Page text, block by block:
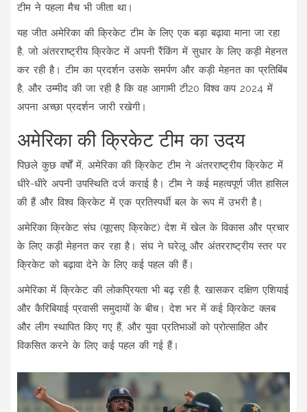
टीम ने पहला मैच भी जीता था।
यह जीत अमेरिका की क्रिकेट टीम के लिए एक बड़ा बढ़ावा माना जा रहा
है, जो अंतरराष्ट्रीय क्रिकेट में अपनी रैंकिंग में सुधार के लिए कड़ी मेहनत
कर रही है। टीम का प्रदर्शन उसके समर्पण और कड़ी मेहनत का प्रतिबिंब
है, और उम्मीद की जा रही है कि वह आगामी टी20 विश्व कप 2024 में
अपना अच्छा प्रदर्शन जारी रखेगी।
अमेरिका की क्रिकेट टीम का उदय
पिछले कुछ वर्षों में, अमेरिका की क्रिकेट टीम ने अंतरराष्ट्रीय क्रिकेट में
धीरे-धीरे अपनी उपस्थिति दर्ज कराई है। टीम ने कई महत्वपूर्ण जीत हासिल
की हैं और विश्व क्रिकेट में एक प्रतिस्पर्धी बल के रूप में उभरी है।
अमेरिका क्रिकेट संघ (यूएसए क्रिकेट) देश में खेल के विकास और प्रचार
के लिए कड़ी मेहनत कर रहा है। संघ ने घरेलू और अंतरराष्ट्रीय स्तर पर
क्रिकेट को बढ़ावा देने के लिए कई पहल की हैं।
अमेरिका में क्रिकेट की लोकप्रियता भी बढ़ रही है, खासकर दक्षिण एशियाई
और कैरिबियाई प्रवासी समुदायों के बीच। देश भर में कई क्रिकेट क्लब
और लीग स्थापित किए गए हैं, और युवा प्रतिभाओं को प्रोत्साहित और
विकसित करने के लिए कई पहल की गई हैं।